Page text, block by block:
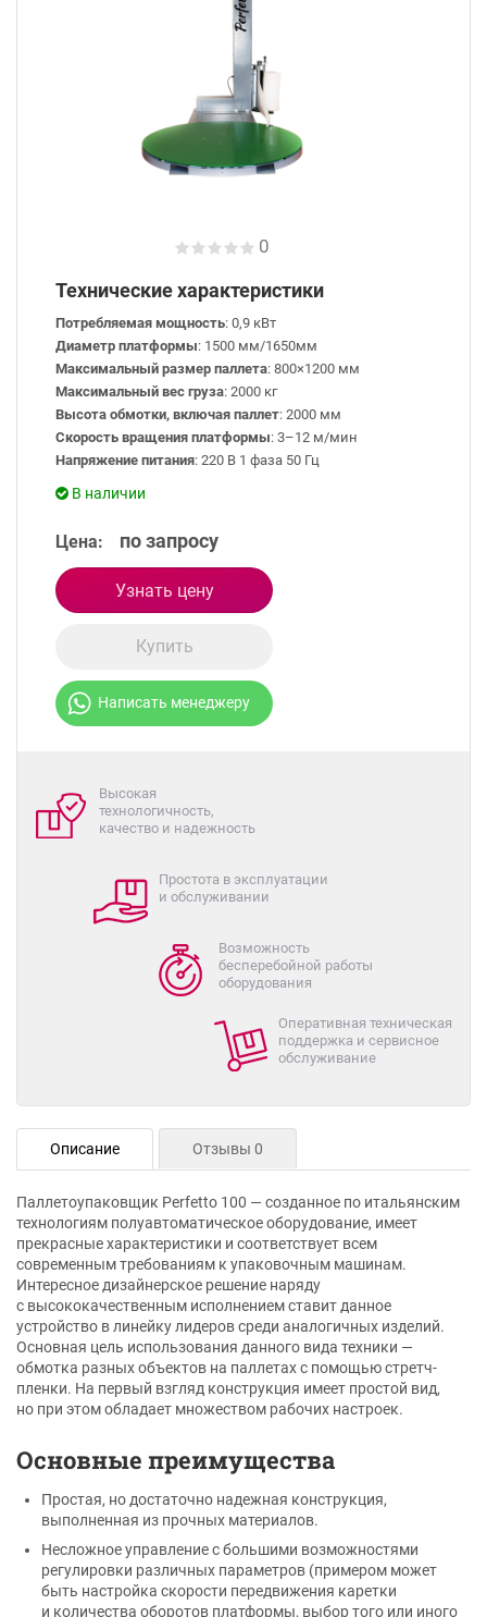
0
Технические характеристики
Потребляемая мощность: 0,9 кВт
Диаметр платформы: 1500 мм/1650мм
Максимальный размер паллета: 800×1200 мм
Максимальный вес груза: 2000 кг
Высота обмотки, включая паллет: 2000 мм
Скорость вращения платформы: 3–12 м/мин
Напряжение питания: 220 В 1 фаза 50 Гц
В наличии
Цена: по запросу
Узнать цену
Купить
Написать менеджеру
Высокая
технологичность,
качество и надежность
Простота в эксплуатации
и обслуживании
Возможность
бесперебойной работы
оборудования
Оперативная техническая
поддержка и сервисное
обслуживание
Описание Отзывы 0
Паллетоупаковщик Perfetto 100 — созданное по итальянским
технологиям полуавтоматическое оборудование, имеет
прекрасные характеристики и соответствует всем
современным требованиям к упаковочным машинам.
Интересное дизайнерское решение наряду
с высококачественным исполнением ставит данное
устройство в линейку лидеров среди аналогичных изделий.
Основная цель использования данного вида техники —
обмотка разных объектов на паллетах с помощью стретч-
пленки. На первый взгляд конструкция имеет простой вид,
но при этом обладает множеством рабочих настроек.
Основные преимущества
Простая, но достаточно надежная конструкция,
выполненная из прочных материалов.
Несложное управление с большими возможностями
регулировки различных параметров (примером может
быть настройка скорости передвижения каретки
и количества оборотов платформы, выбор того или иного